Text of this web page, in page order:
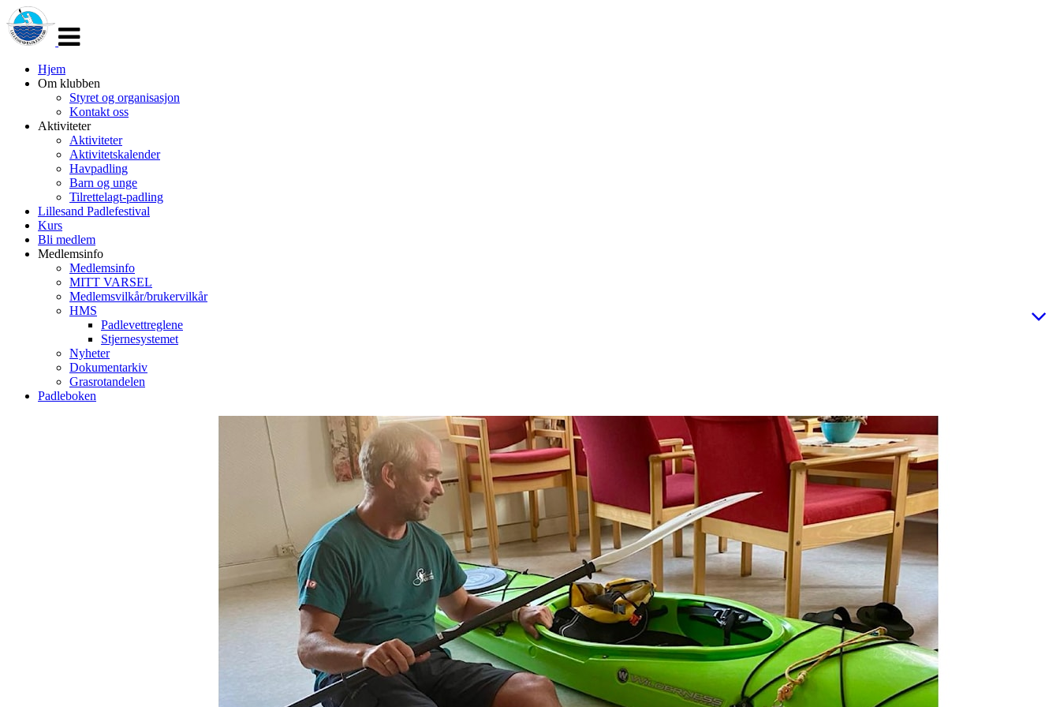
navigasjon
Hjem
Om klubben
Styret og organisasjon
Kontakt oss
Aktiviteter
Aktiviteter
Aktivitetskalender
Havpadling
Barn og unge
Tilrettelagt-padling
Lillesand Padlefestival
Kurs
Bli medlem
Medlemsinfo
Medlemsinfo
MITT VARSEL
Medlemsvilkår/brukervilkår
HMS
Padlevettreglene
Stjernesystemet
Nyheter
Dokumentarkiv
Grasrotandelen
Padleboken